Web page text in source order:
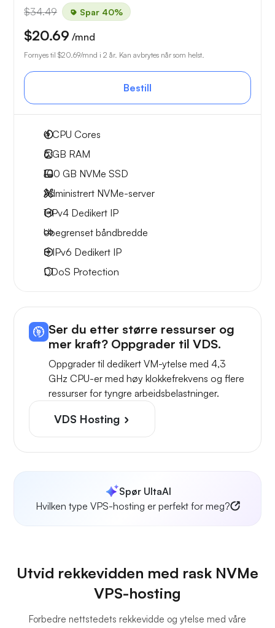
$34.49 Spar 40%
$20.69 /mnd
Fornyes til $20.69/mnd i 2 år. Kan avbrytes når som helst.
Bestill
4CPU Cores
6 GB RAM
100 GB NVMe SSD
Administrert NVMe-server
1 IPv4 Dedikert IP
Ubegrenset båndbredde
8 IPv6 Dedikert IP
DDoS Protection
Ser du etter større ressurser og
mer kraft? Oppgrader til VDS.
Oppgrader til dedikert VM-ytelse med 4,3
GHz CPU-er med høy klokkefrekvens og flere
ressurser for tyngre arbeidsbelastninger.
VDS Hosting
Spør UltaAI
Hvilken type VPS-hosting er perfekt for meg?
Utvid rekkevidden med rask NVMe
VPS-hosting
Forbedre nettstedets rekkevidde og ytelse med våre